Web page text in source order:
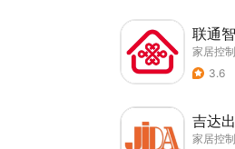
联通
家居控制
3.6
吉达
家居控制